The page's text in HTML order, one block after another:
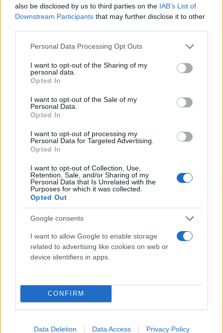
also be disclosed by us to third parties on the IAB’s List of
Downstream Participants that may further disclose it to other
Please note that this website/app uses one or more Google
not limited to your visit or usage behaviour. You may click to
grant or deny consent to Google and its third-party tags to
use your data for below specified purposes in below Google
consent section.
Personal Data Processing Opt Outs
I want to opt-out of the Sharing of my
personal data.
Opted In
I want to opt-out of the Sale of my
Personal Data.
Opted In
I want to opt-out of processing my
Personal Data for Targeted Advertising.
Opted In
I want to opt-out of Collection, Use,
Retention, Sale, and/or Sharing of my
Personal Data that Is Unrelated with the
Purposes for which it was collected.
Opted Out
Google consents
I want to allow Google to enable storage
related to advertising like cookies on web or
device identifiers in apps.
CONFIRM
Data Deletion Data Access Privacy Policy
Η πτώση αυτή βέβαια συνέπεσε με την εξάπλωση
της παραλλαγής Δέλτα και με την άρση των
Σύμφωνα όμως με τον καθηγητή Eran Segal, από το
Ινστιτούτο Επιστημών Weizmann, τα στατιστικά
στοιχεία δείχνουν ότιη παραλλαγή Δέλτα
προκαλεί πολύ λιγότερα σοβαρά περιστατικά
στο Ισραήλ σε σχέση με τα προηγούμενα
κύματα μόλυνσης.
Oι Times of Israel αναφέρουν πως σχεδόντο 90%
των νέων κρουσμάτων στο Ισραήλ ανήκει σε
λοίμωξη που οφείλεται στην παραλλαγή